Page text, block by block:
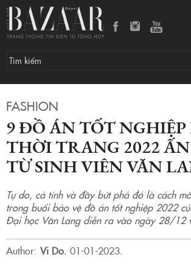
FASHION
9 ĐỒ ÁN TỐT
THỜI TRANG 2022
TỪ SINH VIÊN VĂN
Tự do, cá tính và đầy bứt phá đó là cách
trong buổi bảo vệ đồ án tốt nghiệp 2022
Đại học Văn Lang diễn ra vào ngày 28/12
Author: Vi Do. 01-01-2023.